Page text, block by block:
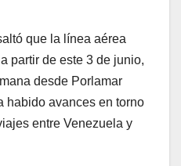
que la línea aérea
partir de este 3 de junio,
desde Porlamar
habido avances en torno
entre Venezuela y